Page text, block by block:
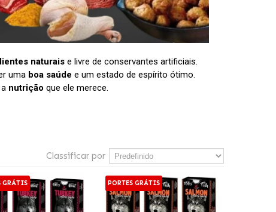
naturais e livre de conservantes artificiais.
uma boa saúde e um estado de espírito ótimo.
nutrição que ele merece.
Classificar por
GRÁTIS PORTES GRÁTIS